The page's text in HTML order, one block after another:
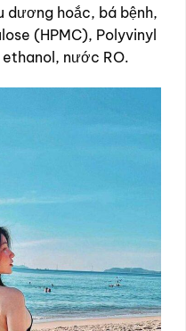
dương hoắc, bá bệnh,
(HPMC), Polyvinyl
nước RO.